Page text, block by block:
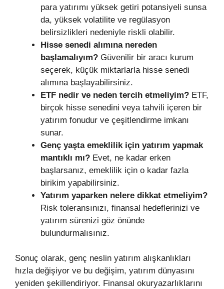
para yatırımı yüksek getiri potansiyeli sunsa
da, yüksek volatilite ve regülasyon
belirsizlikleri nedeniyle riskli olabilir.
Hisse senedi alımına nereden
başlamalıyım? Güvenilir bir aracı kurum
seçerek, küçük miktarlarla hisse senedi
alımına başlayabilirsiniz.
ETF nedir ve neden tercih etmeliyim? ETF,
birçok hisse senedini veya tahvili içeren bir
yatırım fonudur ve çeşitlendirme imkanı
sunar.
Genç yaşta emeklilik için yatırım yapmak
mantıklı mı? Evet, ne kadar erken
başlarsanız, emeklilik için o kadar fazla
birikim yapabilirsiniz.
Yatırım yaparken nelere dikkat etmeliyim?
Risk toleransınızı, finansal hedeflerinizi ve
yatırım sürenizi göz önünde
bulundurmalısınız.
Sonuç olarak, genç neslin yatırım alışkanlıkları
hızla değişiyor ve bu değişim, yatırım dünyasını
yeniden şekillendiriyor. Finansal okuryazarlıklarını